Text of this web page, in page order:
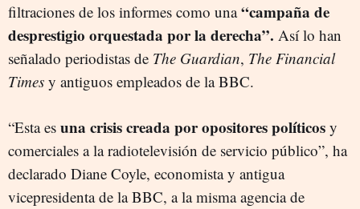
filtraciones de los informes como una“campaña de
desprestigio orquestada por la derecha”. Así lo han
señalado periodistas de The Guardian, The Financial
Times y antiguos empleados de la BBC.
“Esta es una crisis creada por opositores políticos y
comerciales a la radiotelevisión de servicio público”, ha
declarado Diane Coyle, economista y antigua
vicepresidenta de la BBC, a la misma agencia de